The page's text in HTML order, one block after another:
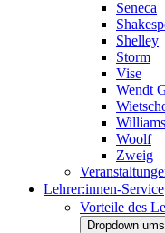
Seneca
Shelley
Storm
Vise
Wendt
Woolf
Zweig
Lehrer:innen-Service
Vorteile des
Dropdown